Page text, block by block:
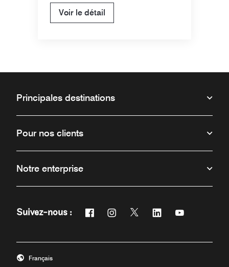
Voir le détail
Principales destinations
Pour nos clients
Notre enterprise
Suivez-nous : Facebook
Ouvre une nouvelle fenêtre
Instagram
Ouvre une nouvelle fenêtre
Twitter
Ouvre une nouvelle
Linkedin
Ouvre uneOuvre une
Français